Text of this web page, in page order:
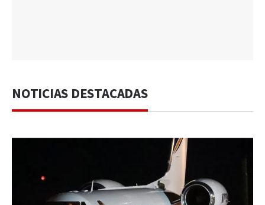
NOTICIAS DESTACADAS